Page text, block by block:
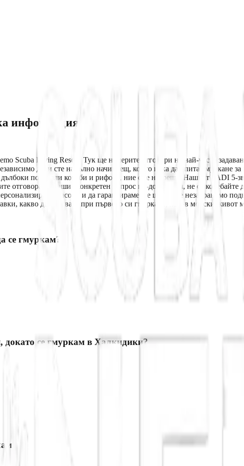
информация
Scuba Diving Resort. Тук ще намерите отговори на най-често
дали сте напълно начинаещ, който иска да опита гмуркане
потънали кораби и рифове, ние сме насреща. Нашият PADI 5-
отговора на вашия конкретен въпрос по-долу, моля, не се
насоки и да гарантираме, че ще имате незабравимо
какво да очаквате при първото си гмуркане, какъв морски живот
се гмуркам?
се гмуркам в Халкидики?